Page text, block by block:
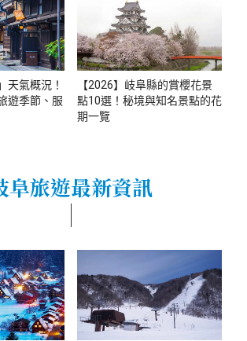
天氣概況！
遊季節、服
【2026】岐阜縣的賞櫻花景
點10選！秘境與知名景點的花
期一覽
阜旅遊最新資訊